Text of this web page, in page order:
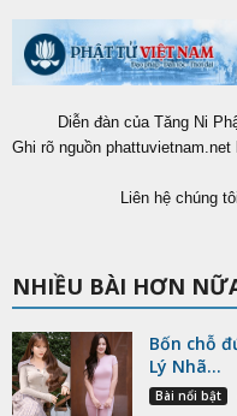
Diễn đàn của Tăng Ni
Ghi rõ nguồn
Liên hệ chúng
NHIỀU BÀI HƠN
Bốn chỗ
Lý Nhã...
Bài nổi bật